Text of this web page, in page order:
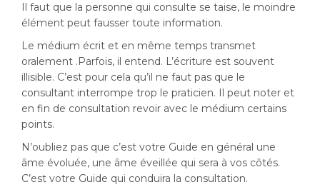
Il faut que la personne qui consulte se taise, le moindre
élément peut fausser toute information.
Le médium écrit et en même temps transmet
oralement .Parfois, il entend. L’écriture est souvent
illisible. C’est pour cela qu’il ne faut pas que le
consultant interrompe trop le praticien. Il peut noter et
en fin de consultation revoir avec le médium certains
points.
N’oubliez pas que c’est votre Guide en général une
âme évoluée, une âme éveillée qui sera à vos côtés.
C’est votre Guide qui conduira la consultation.